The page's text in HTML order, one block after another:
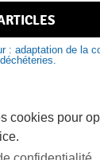
: adaptation de la
les bons
en vente
cookies pour